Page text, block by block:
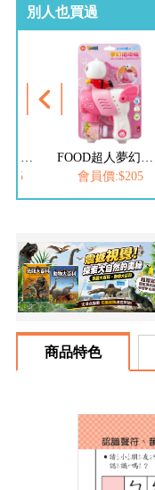
別人也買過
會員價:$205
商品特色